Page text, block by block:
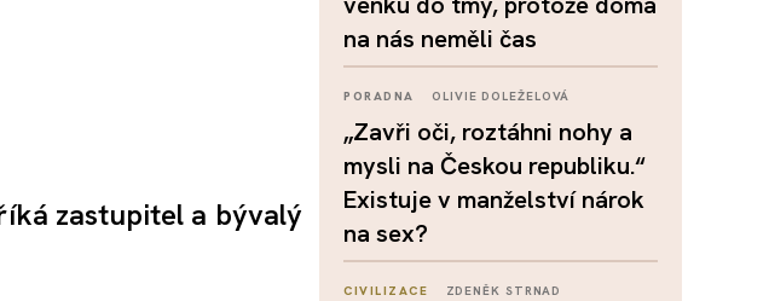
zastupitel a bývalý
na nás neměli čas
PORADNA OLIVIE DOLEŽELOVÁ
„Zavři oči, roztáhni nohy a
mysli na Českou republiku.“
Existuje v manželství nárok
na sex?
CIVILIZACE ZDENĚK STRNAD